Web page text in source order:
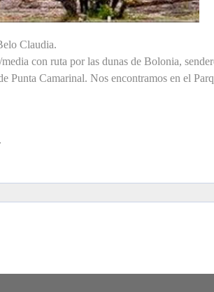
Claudia.
con ruta por las dunas de Bolonia,
Punta Camarinal. Nos encontramos en el